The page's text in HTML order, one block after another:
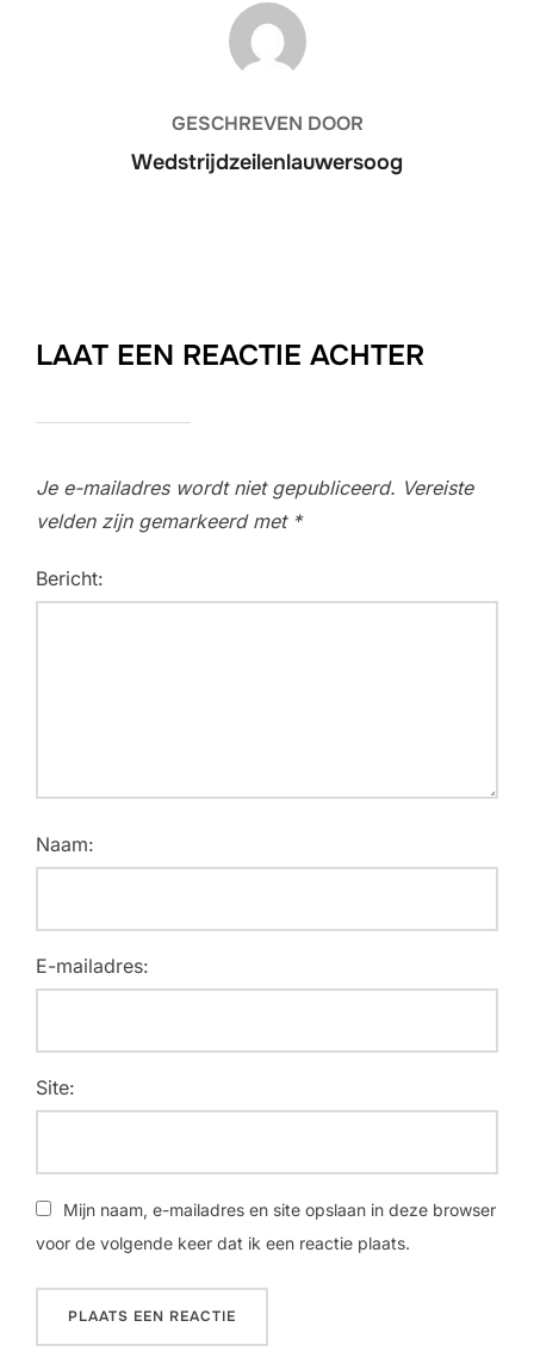
BERICHTAUTEUR
GESCHREVEN DOOR
Wedstrijdzeilenlauwersoog
LAAT EEN REACTIE ACHTER
Je e-mailadres wordt niet gepubliceerd. Vereiste
velden zijn gemarkeerd met *
Bericht:
Naam:
E-mailadres:
Site:
Mijn naam, e-mailadres en site opslaan in deze browser
voor de volgende keer dat ik een reactie plaats.